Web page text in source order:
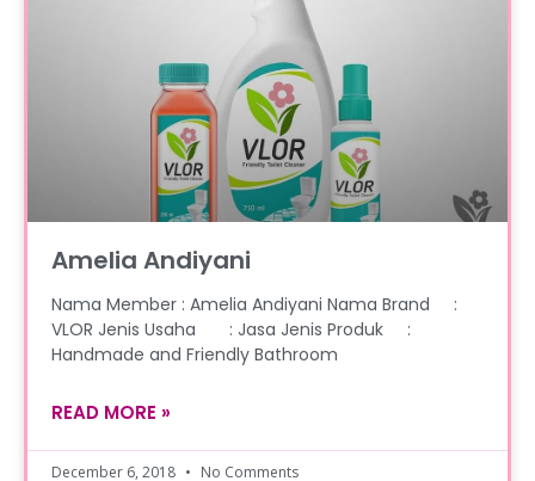
Amelia Andiyani
Nama Member : Amelia Andiyani Nama Brand :
VLOR Jenis Usaha : Jasa Jenis Produk :
Handmade and Friendly Bathroom
READ MORE »
December 6, 2018 No Comments